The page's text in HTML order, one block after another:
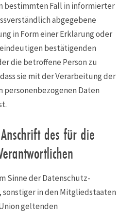
bestimmten Fall in informierter
abgegebene
in Form einer Erklärung oder
bestätigenden
die betroffene Person zu
sie mit der Verarbeitung der
personenbezogenen Daten
des für die
Sinne der Datenschutz-
in den Mitgliedstaaten
geltenden